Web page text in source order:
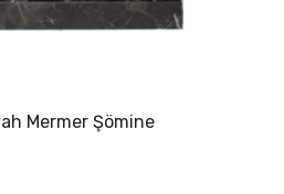
Mermer Şömine